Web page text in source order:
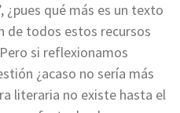
¿pues qué más es un texto
de todos estos recursos
si reflexionamos
¿acaso no sería más
literaria no existe hasta el